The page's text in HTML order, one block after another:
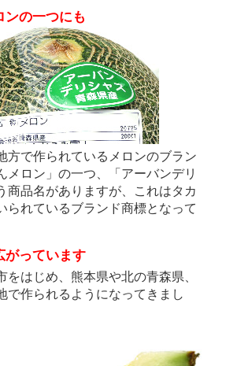
ンの一つにも
で作られているメロンのブラン
メロン」の一つ、「アーバンデリ
商品名がありますが、これはタカ
られているブランド商標となって
がっています
はじめ、熊本県や北の青森県、
で作られるようになってきまし